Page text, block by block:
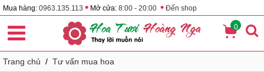
Mua hàng: 0963.135.113 • Mở cửa: 8:00 - 20:00 • Đến shop
0
Trang chủ / Tư vấn mua hoa